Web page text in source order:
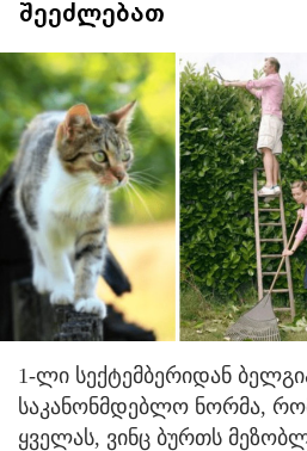
შეეძლებათ
1-ლი სექტემბერიდან
საკანონმდებლო ნორმა,
ყველას, ვინც ბურთს